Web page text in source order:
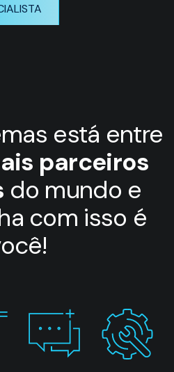
está entre
parceiros
do mundo e
com isso é